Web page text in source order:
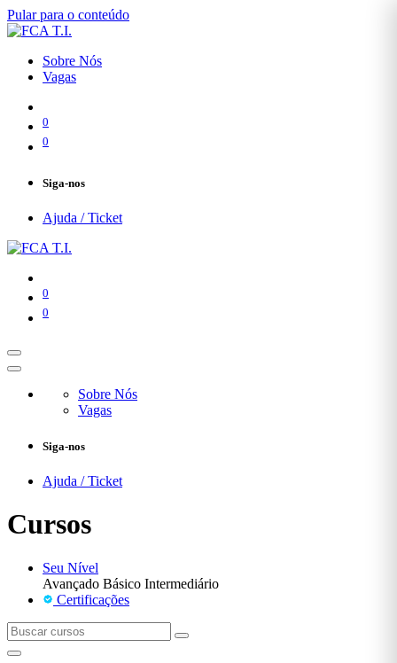
Pular para o conteúdo
Sobre Nós
Vagas
0
0
Siga-nos
Ajuda / Ticket
0
0
Sobre Nós
Vagas
Siga-nos
Ajuda / Ticket
Cursos
Seu Nível
Avançado Básico Intermediário
Certificações